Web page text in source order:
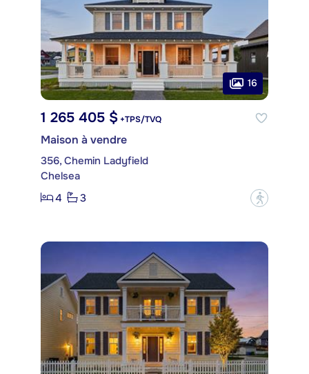
16
1 265 405 $ +TPS/TVQ
Maison à vendre
356, Chemin Ladyfield
Chelsea
4
3 ?